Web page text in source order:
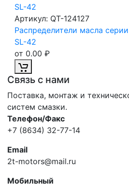
Артикул: QT-124127
Распределители масла серии
SL-42
от 0.00 ₽
Связь с нами
Поставка, монтаж и
систем смазки.
Телефон/Факс
+7 (8634) 32-77-14
Email
2t-motors@mail.ru
Мобильный